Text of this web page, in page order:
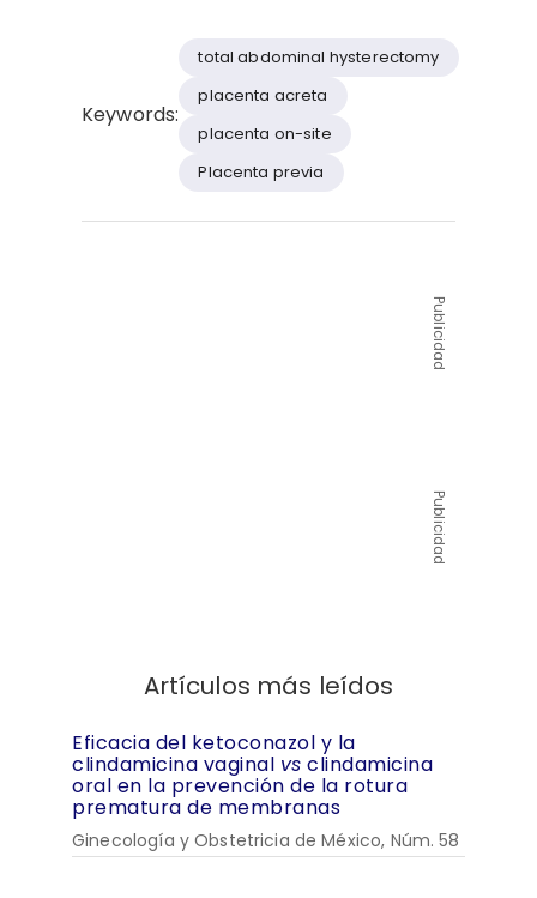
Keywords:
total abdominal hysterectomy
placenta acreta
placenta on-site
Placenta previa
Publicidad
Publicidad
Artículos más leídos
Eficacia del ketoconazol y la
clindamicina vaginal vs clindamicina
oral en la prevención de la rotura
prematura de membranas
Ginecología y Obstetricia de México, Núm. 58